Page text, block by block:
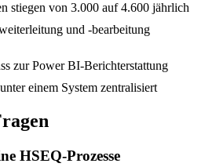
stiegen von 3.000 auf 4.600 jährlich
und -bearbeitung
zur Power BI-Berichterstattung
einem System zentralisiert
HSEQ-Prozesse